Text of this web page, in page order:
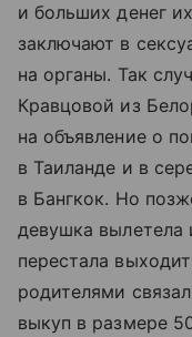
и больших денег
заключают в
на органы. Так
Кравцовой из
на объявление о
в Таиланде и в
в Бангкок. Но
девушка вылетела
перестала
родителями
выкуп в размере